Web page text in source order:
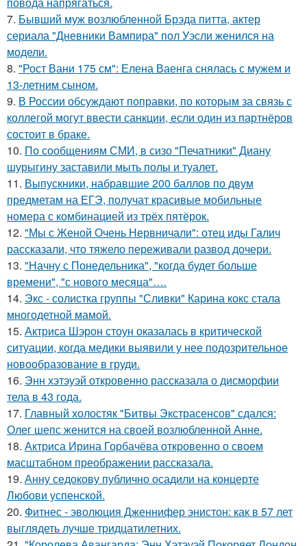
7. Бывший муж возлюбленной Брэда питта, актер
сериала "Дневники Вампира" пол Уэсли женился на
модели.
8. "Рост Вани 175 см": Елена Ваенга снялась с мужем и
13-летним сыном.
9. В России обсуждают поправки, по которым за связь с
коллегой могут ввести санкции, если один из партнёров
состоит в браке.
10. По сообщениям СМИ, в сизо "Печатники" Диану
шурыгину заставили мыть полы и туалет.
11. Выпускники, набравшие 200 баллов по двум
предметам на ЕГЭ, получат красивые мобильные
номера с комбинацией из трёх пятёрок.
12. "Мы с Женой Очень Нервничали": отец иды Галич
рассказали, что тяжело переживали развод дочери.
13. "Начну с Понедельника", "когда будет больше
времени", "с нового месяца"….
14. Экс - солистка группы "Сливки" Карина кокс стала
многодетной мамой.
15. Актриса Шэрон стоун оказалась в критической
ситуации, когда медики выявили у нее подозрительное
новообразование в груди.
16. Энн хэтэуэй откровенно рассказала о дисморфии
тела в 43 года.
17. Главный холостяк "Битвы Экстрасенсов" сдался:
Олег шепс женится на своей возлюбленной Анне.
18. Актриса Ирина Горбачёва откровенно о своем
масштабном преображении рассказала.
19. Анну седокову публично осадили на концерте
Любови успенской.
20. Фитнес - эволюция Дженнифер энистон: как в 57 лет
выглядеть лучше тридцатилетних.